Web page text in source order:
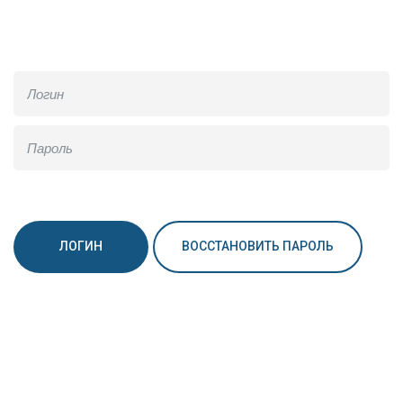
ЛОГИН ВОССТАНОВИТЬ ПАРОЛЬ